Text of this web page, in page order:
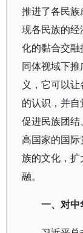
推进了各民
现各民族的
化的黏合交
同体视域下
义，它可以
的认识，并自
促进民族团
高国家的国
族的文化，
融。
一、对中